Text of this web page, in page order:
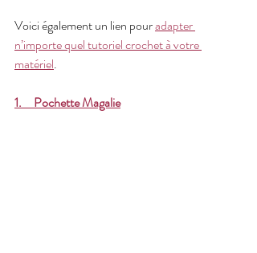
Voici également un lien pour adapter
n’importe quel tutoriel crochet à votre
matériel.
1.     Pochette Magalie